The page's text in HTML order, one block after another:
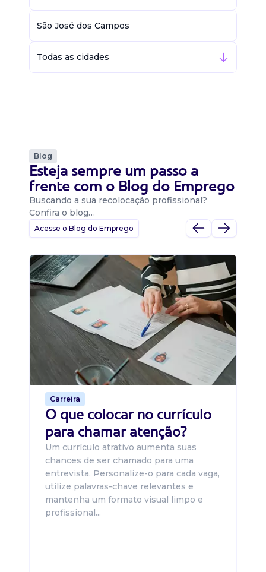
São José dos Campos
Todas as cidades
Blog
Esteja sempre um passo a
frente com o Blog do Emprego
Buscando a sua recolocação profissional?
Confira o blog…
Acesse o Blog do Emprego
Carreira
O que colocar no currículo
para chamar atenção?
Um currículo atrativo aumenta suas
chances de ser chamado para uma
entrevista. Personalize-o para cada vaga,
utilize palavras-chave relevantes e
mantenha um formato visual limpo e
profissional...